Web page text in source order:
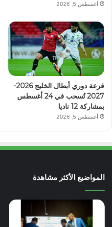
أغسطس 5, 2026
قرعة دوري أبطال الخليج 2026-
2027 تُسحب في 24 أغسطس
بمشاركة 12 ناديا
أغسطس 5, 2026
المواضيع الأكثر مشاهدة